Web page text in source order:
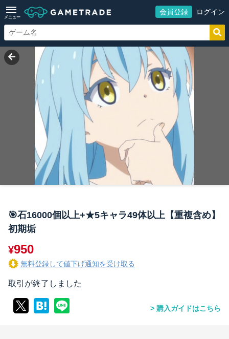
メニュー
会員登録 ログイン
🎯石16000個以上+★5キャラ49体以上【重複含め】
初期垢
¥950
無料登録して値下げ通知を受け取る
取引が終了しました
購入ガイドはこちら